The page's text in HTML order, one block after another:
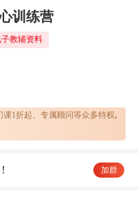
训练营
教辅资料
1折起、专属顾问等众多特权,
加群